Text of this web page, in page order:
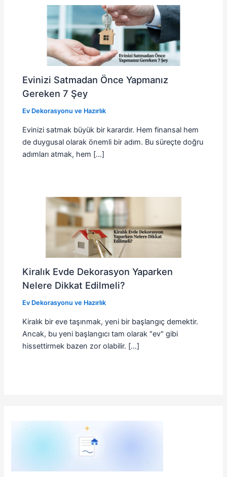
Evinizi Satmadan Önce Yapmanız
Gereken 7 Şey
Ev Dekorasyonu ve Hazırlık
Evinizi satmak büyük bir karardır. Hem finansal hem
de duygusal olarak önemli bir adım. Bu süreçte doğru
adımları atmak, hem […]
Kiralık Evde Dekorasyon Yaparken
Nelere Dikkat Edilmeli?
Ev Dekorasyonu ve Hazırlık
Kiralık bir eve taşınmak, yeni bir başlangıç demektir.
Ancak, bu yeni başlangıcı tam olarak "ev" gibi
hissettirmek bazen zor olabilir. […]